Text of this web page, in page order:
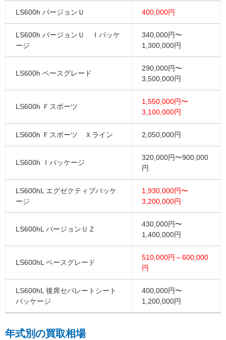
LS600h バージョンＵ 400,000円
LS600h バージョンＵ Ｉパッケ
ージ
340,000円〜
1,300,000円
LS600h ベースグレード
290,000円〜
3,500,000円
LS600h Ｆスポーツ
1,550,000円〜
3,100,000円
LS600h Ｆスポーツ Ｘライン 2,050,000円
LS600h Ｉパッケージ
320,000円〜900,000
円
LS600hL エグゼクティブパッケ
ージ
1,930,000円〜
3,200,000円
LS600hL バージョンＵＺ
430,000円〜
1,400,000円
LS600hL ベースグレード
510,000円～600,000
円
LS600hL 後席セパレートシート
パッケージ
400,000円〜
1,200,000円
年式別の買取相場